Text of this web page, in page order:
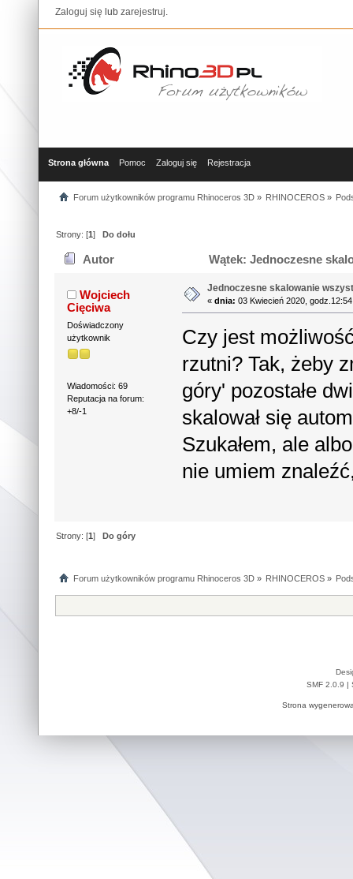
Zaloguj się lub zarejestruj.
Strona główna Pomoc Zaloguj się Rejestracja
Forum użytkowników programu Rhinoceros 3D» RHINOCEROS»
Strony: [1]Do dołu
Autor Wątek: Jednoczesne
Wojciech
Cięciwa
Doświadczony
użytkownik
Wiadomości: 69
Reputacja na forum:
+8/-1
Jednoczesne skalowanie
«dnia: 03 Kwiecień 2020,
Czy jest
rzutni? Tak, żeby
góry' pozostałe
skalował się
Szukałem, ale
nie umiem
Strony: [1]Do góry
Forum użytkowników programu Rhinoceros 3D» RHINOCEROS»
SMF 2.0.9 |
Strona